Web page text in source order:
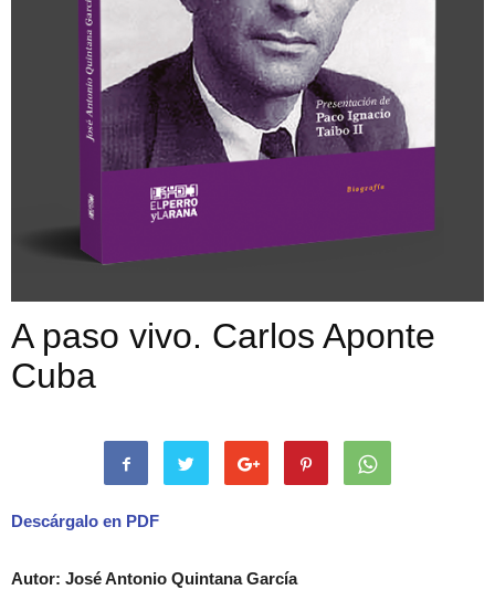
A paso vivo. Carlos Aponte
Cuba
Descárgalo en PDF
Autor: José Antonio Quintana García